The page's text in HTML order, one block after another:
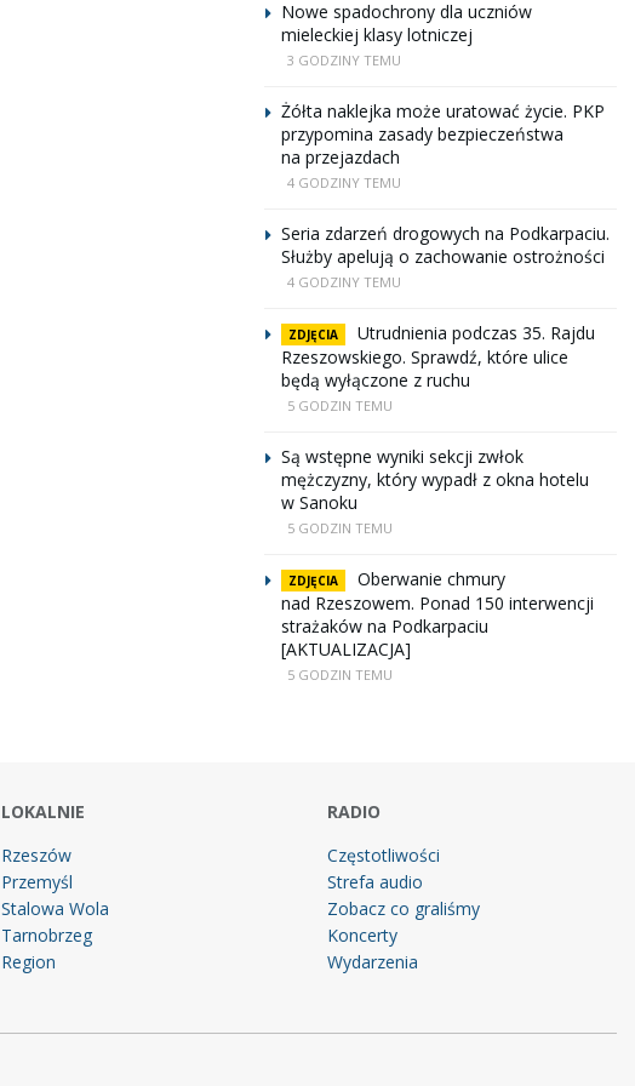
Nowe spadochrony dla uczniów
mieleckiej klasy lotniczej
3 GODZINY TEMU
Żółta naklejka może uratować życie. PKP
przypomina zasady bezpieczeństwa
na przejazdach
4 GODZINY TEMU
Seria zdarzeń drogowych na Podkarpaciu.
Służby apelują o zachowanie ostrożności
4 GODZINY TEMU
ZDJĘCIA
Utrudnienia podczas 35. Rajdu
Rzeszowskiego. Sprawdź, które ulice
będą wyłączone z ruchu
5 GODZIN TEMU
Są wstępne wyniki sekcji zwłok
mężczyzny, który wypadł z okna hotelu
w Sanoku
5 GODZIN TEMU
ZDJĘCIA
Oberwanie chmury
nad Rzeszowem. Ponad 150 interwencji
strażaków na Podkarpaciu
[AKTUALIZACJA]
5 GODZIN TEMU
LOKALNIE
Rzeszów
Przemyśl
Stalowa Wola
Tarnobrzeg
Region
RADIO
Częstotliwości
Strefa audio
Zobacz co graliśmy
Koncerty
Wydarzenia